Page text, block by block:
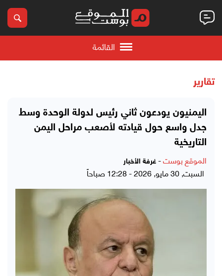
القائمة
تقارير
اليمنيون يودعون ثاني رئيس لدولة الوحدة وسط
جدل واسع حول قيادته لأصعب مراحل اليمن
التاريخية
الموقع بوست- غرفة الأخبار
السبت, 30 مايو, 2026 - 12:28 صباحاً